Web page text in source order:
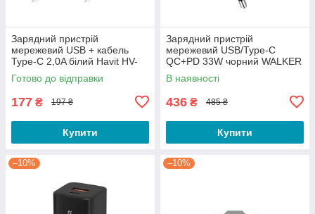
Зарядний пристрій
мережевий USB + кабель
Type-C 2,0A білий Havit HV-
ST113
Готово до відправки
177 ₴ 197 ₴
Купити
Зарядний пристрій
мережевий USB/Type-C
QC+PD 33W чорний WALKER
WH-43
В наявності
436 ₴ 485 ₴
Купити
–10% –10%